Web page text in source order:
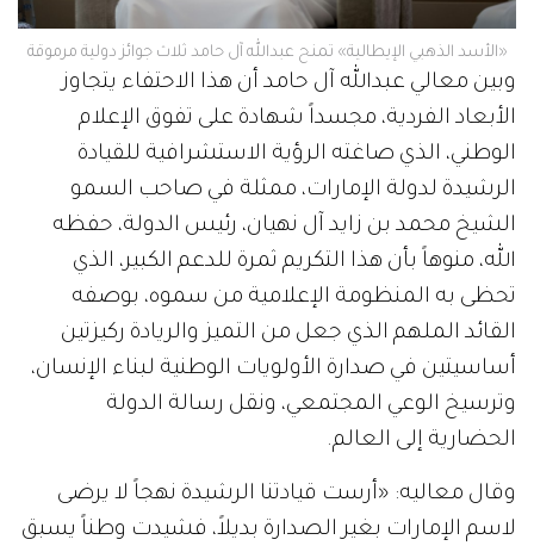
«الأسد الذهبي الإيطالية» تمنح عبدالله آل حامد ثلاث جوائز دولية مرموقة
وبين معالي عبدالله آل حامد أن هذا الاحتفاء يتجاوز
الأبعاد الفردية، مجسداً شهادة على تفوق الإعلام
الوطني، الذي صاغته الرؤية الاستشرافية للقيادة
الرشيدة لدولة الإمارات، ممثلة في صاحب السمو
الشيخ محمد بن زايد آل نهيان، رئيس الدولة، حفظه
الله، منوهاً بأن هذا التكريم ثمرة للدعم الكبير، الذي
تحظى به المنظومة الإعلامية من سموه، بوصفه
القائد الملهم الذي جعل من التميز والريادة ركيزتين
أساسيتين في صدارة الأولويات الوطنية لبناء الإنسان،
وترسيخ الوعي المجتمعي، ونقل رسالة الدولة
الحضارية إلى العالم.
وقال معاليه: «أرست قيادتنا الرشيدة نهجاً لا يرضى
لاسم الإمارات بغير الصدارة بديلاً، فشيدت وطناً يسبق